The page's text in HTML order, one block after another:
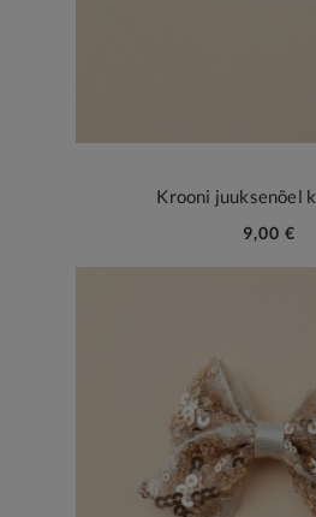
Krooni juuksenõel
9,00 €